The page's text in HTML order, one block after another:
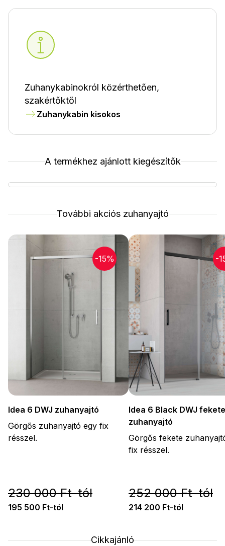
Zuhanykabinokról közérthetően,
szakértőktől
Zuhanykabin kisokos
A termékhez ajánlott kiegészítők
További akciós zuhanyajtó
-15%
Idea 6 DWJ zuhanyajtó
Görgős zuhanyajtó egy fix
résszel.
230 000 Ft-tól
195 500 Ft-tól
-
Idea 6 Black DWJ fekete
zuhanyajtó
Görgős fekete
fix résszel.
252 000 Ft-tól
214 200 Ft-tól
Cikkajánló